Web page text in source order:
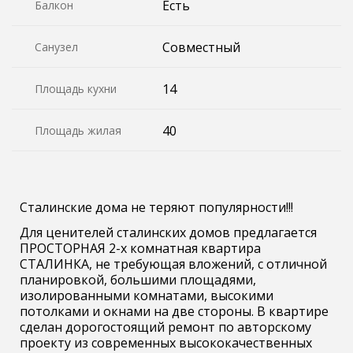
Балкон Есть
Санузел Совместный
Площадь кухни 14
Площадь жилая 40
Сталинские дома не теряют популярности!!!
Для ценителей сталинских домов предлагается
ПРОСТОРНАЯ 2-х комнатная квартира
СТАЛИНКА, не требующая вложений, с отличной
планировкой, большими площадями,
изолированными комнатами, высокими
потолками и окнами на две стороны. В квартире
сделан дорогостоящий ремонт по авторскому
проекту из современных высококачественных